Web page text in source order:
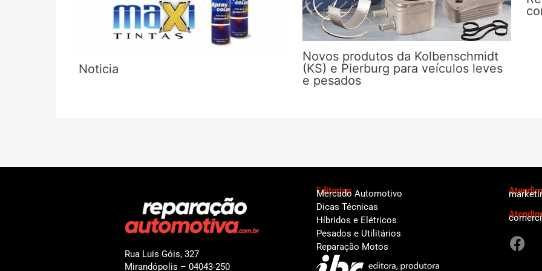
Noticia
Novos produtos da Kolbenschmidt
(KS) e Pierburg para veículos leves
e pesados
Rua Luis Góis, 327
Mirandópolis – 04043-250
Editorias
Mercado Automotivo
Dicas Técnicas
Híbridos e Elétricos
Pesados e Utilitários
Reparação Motos
F
a